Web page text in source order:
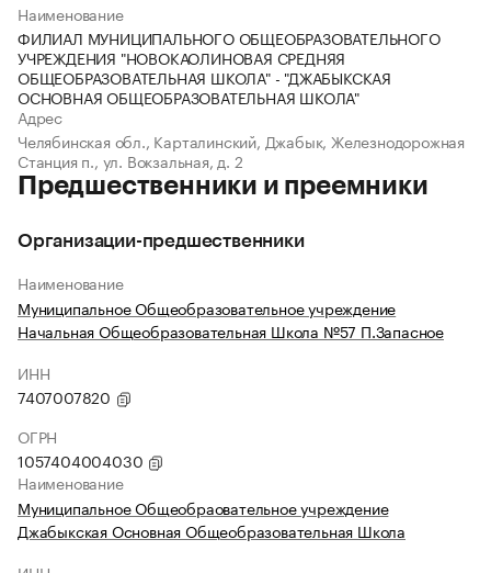
Наименование
ФИЛИАЛ МУНИЦИПАЛЬНОГО ОБЩЕОБРАЗОВАТЕЛЬНОГО
УЧРЕЖДЕНИЯ "НОВОКАОЛИНОВАЯ СРЕДНЯЯ
ОБЩЕОБРАЗОВАТЕЛЬНАЯ ШКОЛА" - "ДЖАБЫКСКАЯ
ОСНОВНАЯ ОБЩЕОБРАЗОВАТЕЛЬНАЯ ШКОЛА"
Адрес
Челябинская обл., Карталинский, Джабык, Железнодорожная
Станция п., ул. Вокзальная, д. 2
Предшественники и преемники
Организации-предшественники
Наименование
Муниципальное Общеобразовательное учреждение
Начальная Общеобразовательная Школа №57 П.Запасное
ИНН
7407007820
ОГРН
1057404004030
Наименование
Муниципальное Общеобраовательное учреждение
Джабыкская Основная Общеобразовательная Школа